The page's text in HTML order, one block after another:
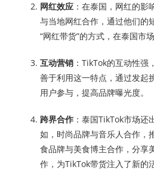
网红效应 ：在泰国，网红的
与当地网红合作，通过他们的
“网红带货”的方式，在泰国市
互动营销 ：TikTok的互动性
善于利用这一特点，通过发起
用户参与，提高品牌曝光度。
跨界合作 ：泰国TikTok市场还
如，时尚品牌与音乐人合作，
食品牌与美食博主合作，分享
作，为TikTok带货注入了新的